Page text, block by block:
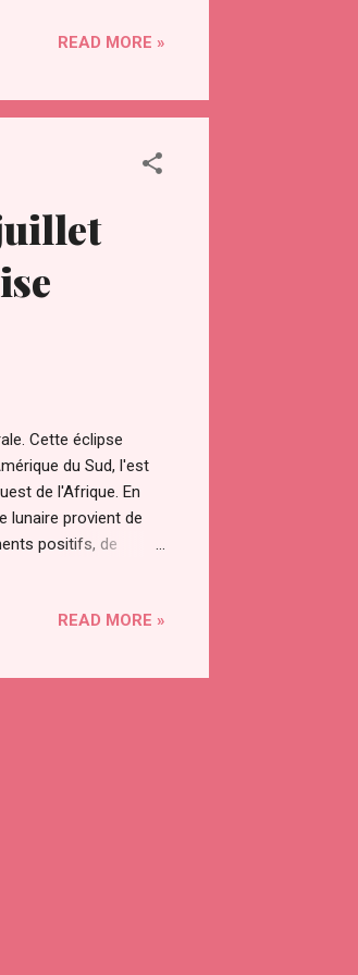
distance-
sessions
ci-dessous :
READ MORE »
Cette éclipse
du Sud, l'est
de l'Afrique. En
lunaire provient de
positifs, de
5-juillet-2020.html
à 4h29 UTC (6h29
READ MORE »